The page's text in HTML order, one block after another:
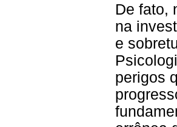
De fato,
na
e
perigos